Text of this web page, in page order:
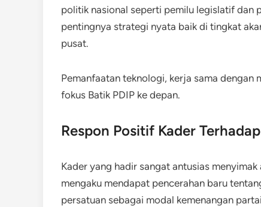
politik nasional seperti pemilu legislatif dan
pentingnya strategi nyata baik di tingkat
pusat.
Pemanfaatan teknologi, kerja sama dengan
fokus Batik PDIP ke depan.
Respon Positif Kader
Kader yang hadir sangat antusias
mengaku mendapat pencerahan baru
persatuan sebagai modal kemenangan